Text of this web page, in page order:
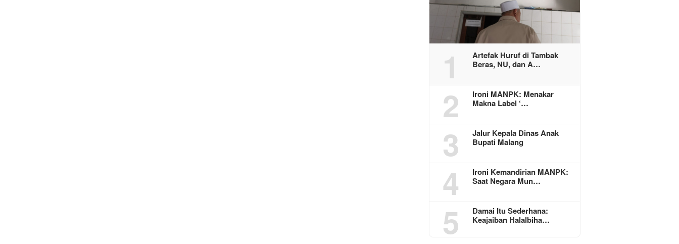
1
Artefak Huruf di Tambak
Beras, NU, dan A…
2
Ironi MANPK: Menakar
Makna Label ‘…
3
Jalur Kepala Dinas Anak
Bupati Malang
4
Ironi Kemandirian MANPK:
Saat Negara Mun…
5
Damai Itu Sederhana:
Keajaiban Halalbiha…